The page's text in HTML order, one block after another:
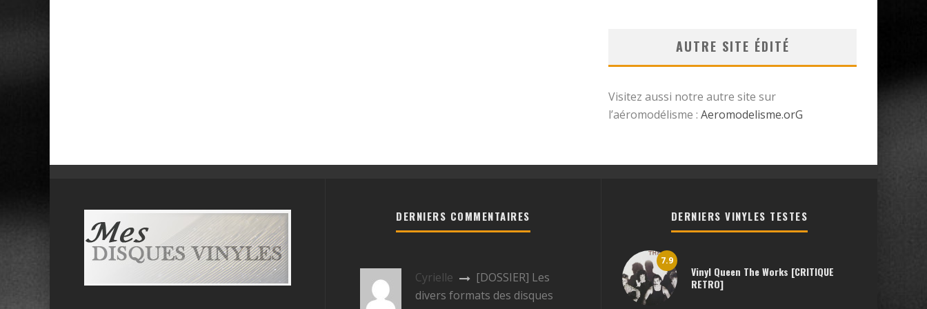
AUTRE SITE ÉDITÉ
Visitez aussi notre autre site sur
l’aéromodélisme : Aeromodelisme.orG
DERNIERS COMMENTAIRES
Cyrielle
[DOSSIER] Les
divers formats des disques
DERNIERS VINYLES TESTES
7.9
Vinyl Queen The Works [CRITIQUE
RETRO]